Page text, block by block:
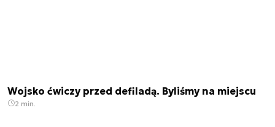
Wojsko ćwiczy przed defiladą. Byliśmy na miejscu
2 min.